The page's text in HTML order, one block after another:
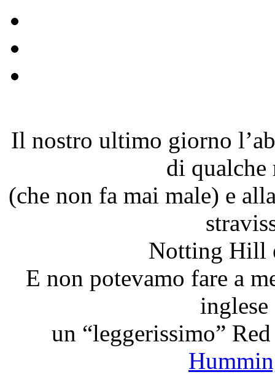
Il nostro ultimo giorno
di qualche
(che non fa mai male) e
Notting Hill
E non potevamo fare a
un “leggerissimo”